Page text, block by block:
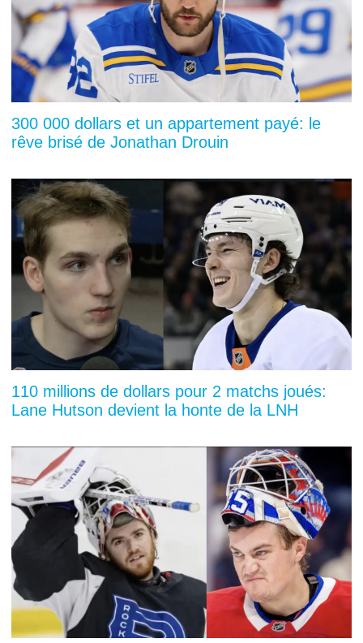
300 000 dollars et un appartement payé: le
rêve brisé de Jonathan Drouin
110 millions de dollars pour 2 matchs joués:
Lane Hutson devient la honte de la LNH